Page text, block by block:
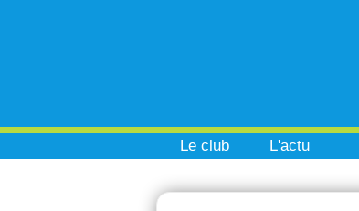
Le club L'actu